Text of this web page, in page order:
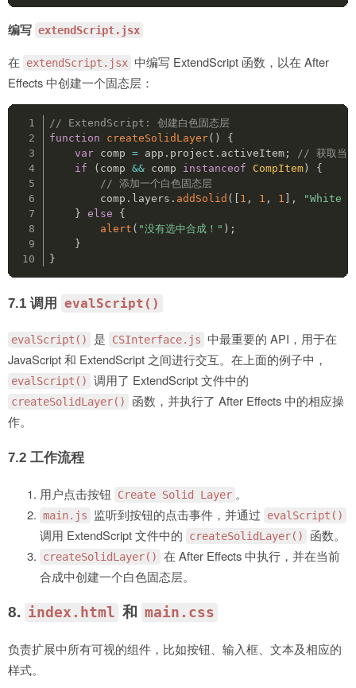
编写 extendScript.jsx
在 extendScript.jsx 中编写 ExtendScript 函数，以在 After
Effects 中创建一个固态层：
// ExtendScript: 创建白色固态层
function
createSolidLayer( )
{
var comp = app . project . activeItem;
// 获取当前
if
( comp && comp instanceof CompItem)
{
// 添加一个白色固态层
        comp
. layers . addSolid ( 1 , 1 , 1 ,
"White
} else
{
alert ( "没有选中合成！" ) ;
}
}
7.1 调用 evalScript()
evalScript() 是 CSInterface.js 中最重要的 API，用于在
JavaScript 和 ExtendScript 之间进行交互。在上面的例子中，
evalScript() 调用了 ExtendScript 文件中的
createSolidLayer()
函数，并执行了 After Effects 中的相应操
作。
7.2 工作流程
用户点击按钮 Create Solid Layer 。
main.js 监听到按钮的点击事件，并通过 evalScript()
调用 ExtendScript 文件中的 createSolidLayer() 函数。
createSolidLayer()
在 After Effects 中执行，并在当前
合成中创建一个白色固态层。
8. index.html 和 main.css
负责扩展中所有可视的组件，比如按钮、输入框、文本及相应的
样式。